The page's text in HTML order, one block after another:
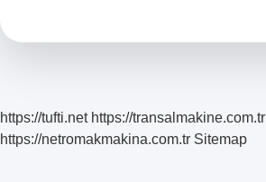
https://tufti.net https://transalmakine.com.tr
https://netromakmakina.com.tr Sitemap